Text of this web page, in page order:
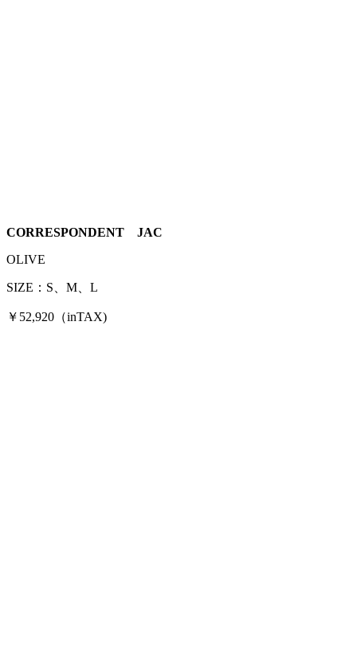
CORRESPONDENT JAC
OLIVE
SIZE：S、M、L
￥52,920（inTAX)